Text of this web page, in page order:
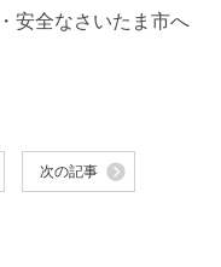
安全なさいたま市へ
次の記事